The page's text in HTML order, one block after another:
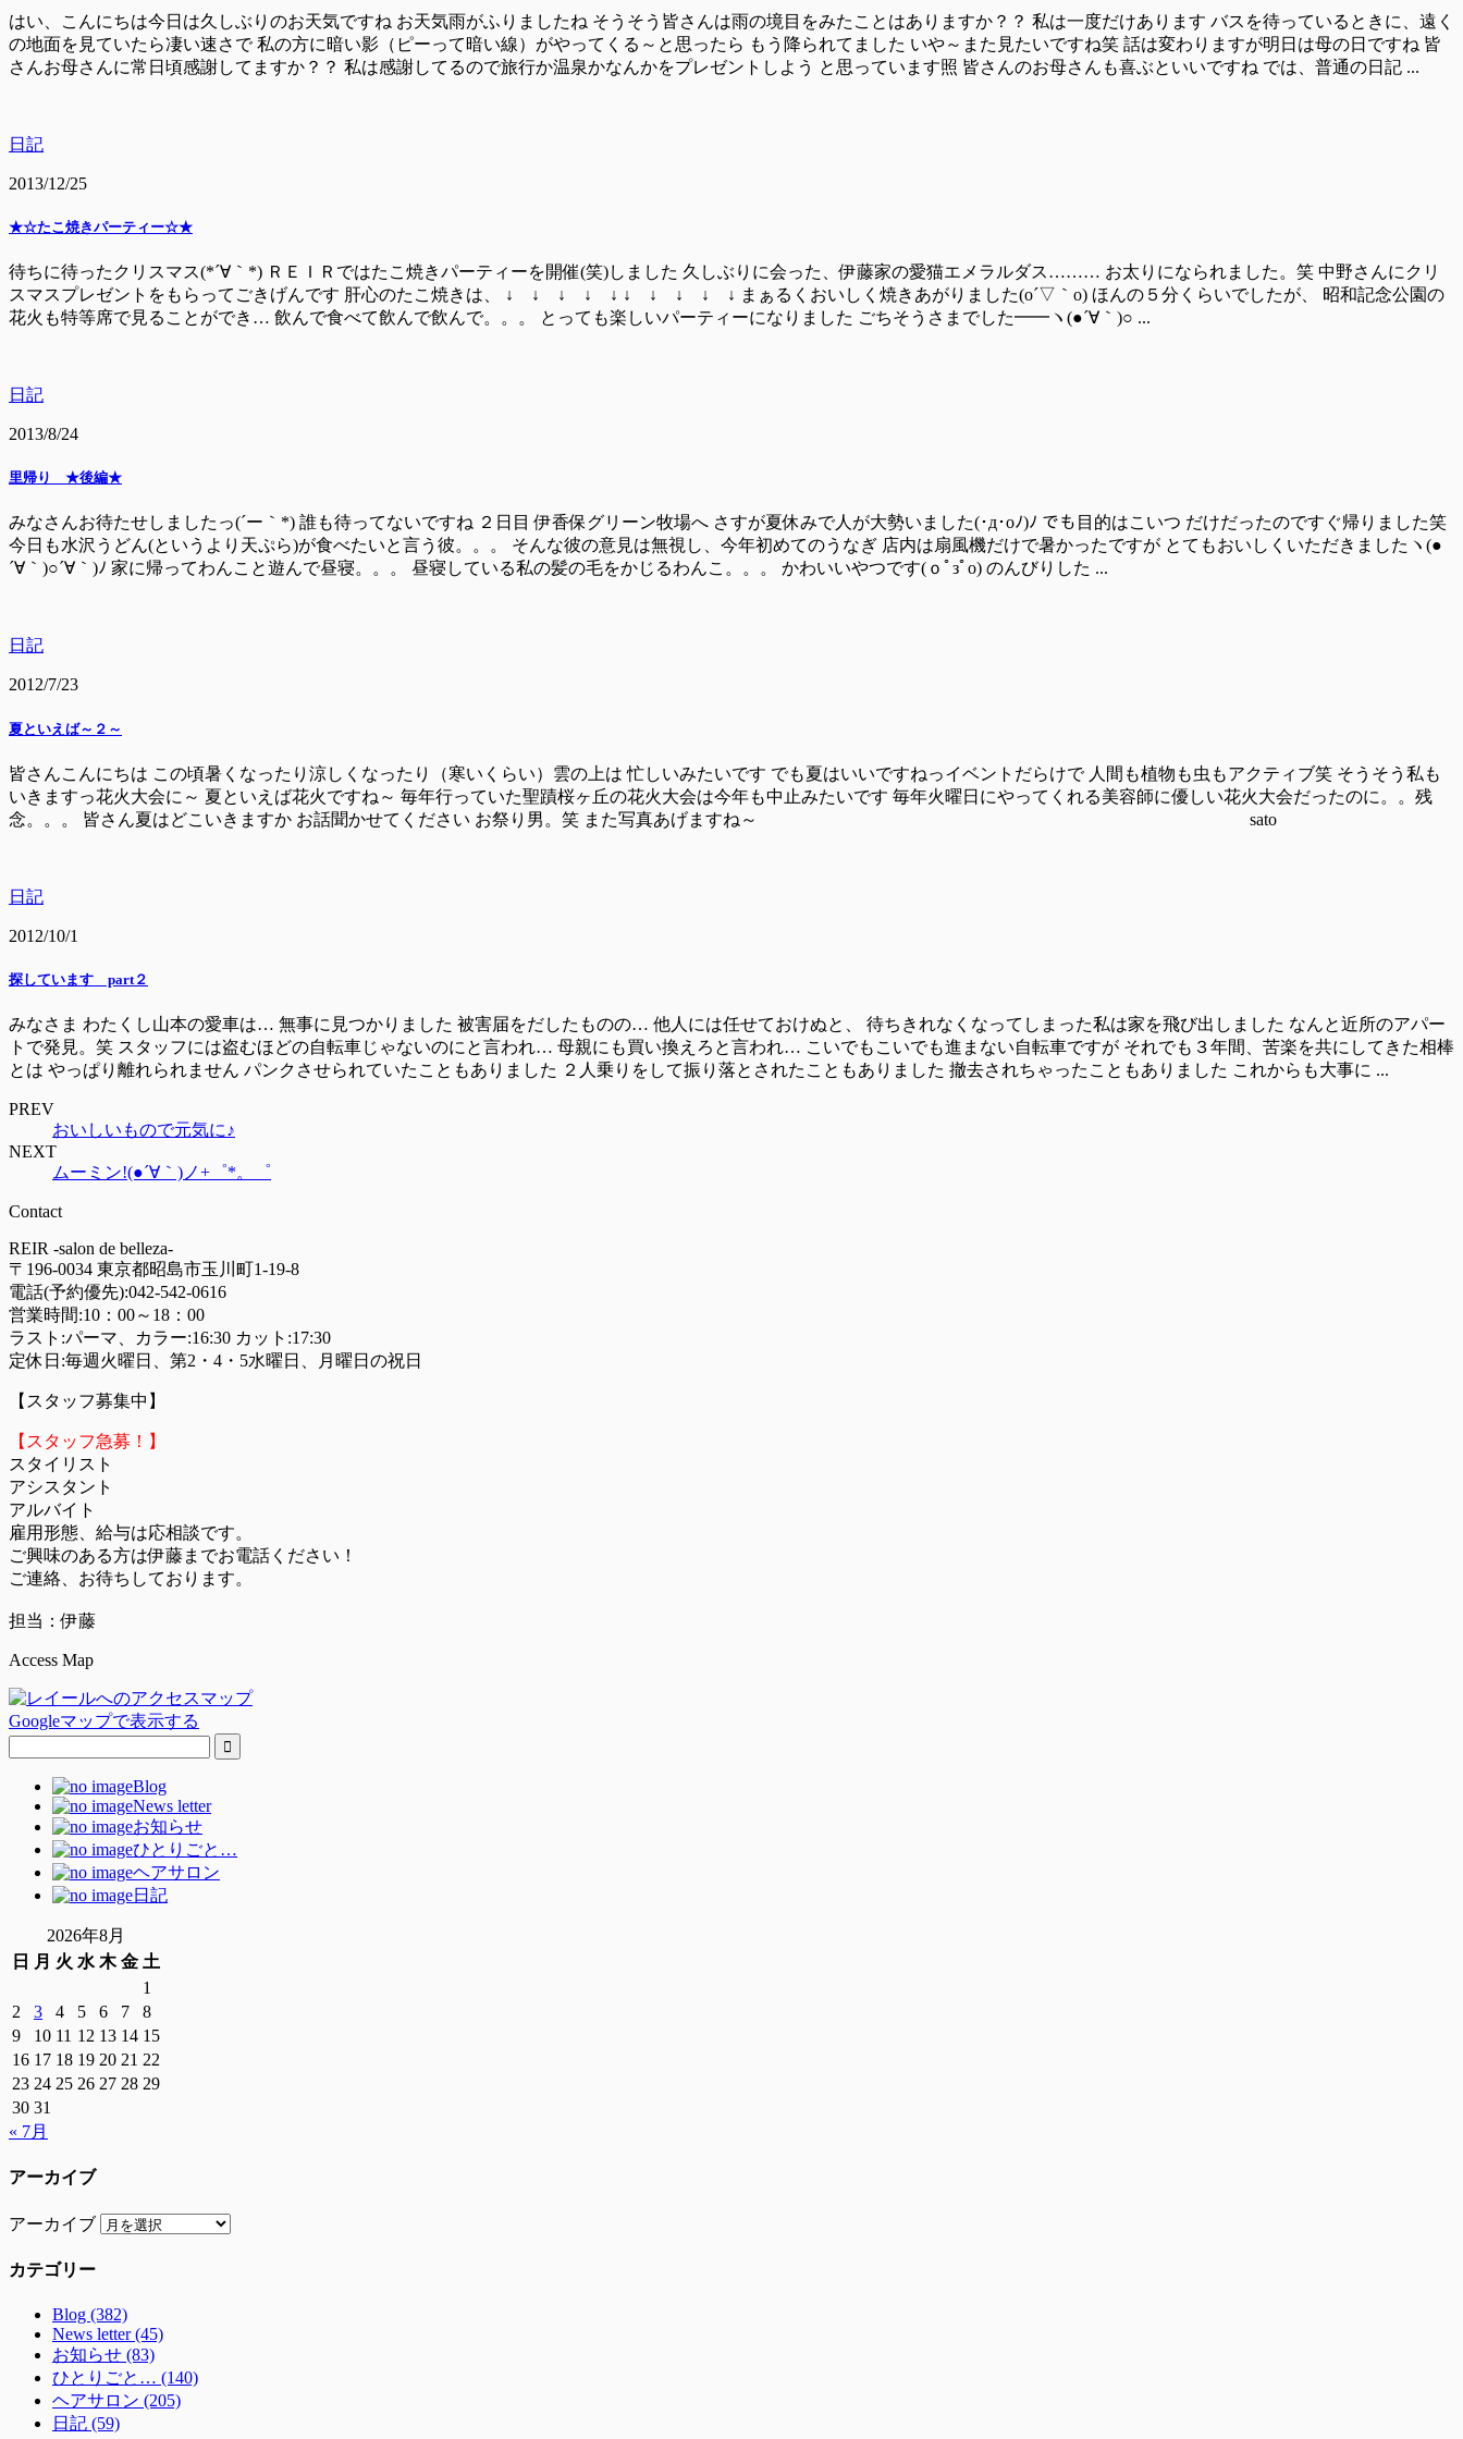
はい、こんにちは今日は久しぶりのお天気ですね お天気雨がふりましたね そうそう皆さんは雨の境目をみたことはありますか？？ 私は一度だけあります バスを待っているときに、遠く
の地面を見ていたら凄い速さで 私の方に暗い影（ピーって暗い線）がやってくる～と思ったら もう降られてました いや～また見たいですね笑 話は変わりますが明日は母の日ですね 皆
さんお母さんに常日頃感謝してますか？？ 私は感謝してるので旅行か温泉かなんかをプレゼントしよう と思っています照 皆さんのお母さんも喜ぶといいですね では、普通の日記 ...
日記
2013/12/25
★☆たこ焼きパーティー☆★
待ちに待ったクリスマス(*´∀｀*) ＲＥＩＲではたこ焼きパーティーを開催(笑)しました 久しぶりに会った、伊藤家の愛猫エメラルダス……… お太りになられました。笑 中野さんにクリ
スマスプレゼントをもらってごきげんです 肝心のたこ焼きは、 ↓ ↓ ↓ ↓ ↓ ↓ ↓ ↓ ↓ ↓ まぁるくおいしく焼きあがりました(o´▽｀o) ほんの５分くらいでしたが、 昭和記念公園の
花火も特等席で見ることができ… 飲んで食べて飲んで飲んで。。。 とっても楽しいパーティーになりました ごちそうさまでした━━ヽ(●´∀｀)○ ...
日記
2013/8/24
里帰り ★後編★
みなさんお待たせしましたっ(´ー｀*) 誰も待ってないですね ２日目 伊香保グリーン牧場へ さすが夏休みで人が大勢いました(･д･oﾉ)ﾉ でも目的はこいつ だけだったのですぐ帰りました笑
今日も水沢うどん(というより天ぷら)が食べたいと言う彼。。。 そんな彼の意見は無視し、今年初めてのうなぎ 店内は扇風機だけで暑かったですが とてもおいしくいただきましたヽ(●
´∀｀)○´∀｀)ﾉ 家に帰ってわんこと遊んで昼寝。。。 昼寝している私の髪の毛をかじるわんこ。。。 かわいいやつです(ｏﾟзﾟo) のんびりした ...
日記
2012/7/23
夏といえば～２～
皆さんこんにちは この頃暑くなったり涼しくなったり（寒いくらい）雲の上は 忙しいみたいです でも夏はいいですねっイベントだらけで 人間も植物も虫もアクティブ笑 そうそう私も
いきますっ花火大会に～ 夏といえば花火ですね～ 毎年行っていた聖蹟桜ヶ丘の花火大会は今年も中止みたいです 毎年火曜日にやってくれる美容師に優しい花火大会だったのに。。残
念。。。 皆さん夏はどこいきますか お話聞かせてください お祭り男。笑 また写真あげますね～ sato
日記
2012/10/1
探しています part２
みなさま わたくし山本の愛車は… 無事に見つかりました 被害届をだしたものの… 他人には任せておけぬと、 待ちきれなくなってしまった私は家を飛び出しました なんと近所のアパー
トで発見。笑 スタッフには盗むほどの自転車じゃないのにと言われ… 母親にも買い換えろと言われ… こいでもこいでも進まない自転車ですが それでも３年間、苦楽を共にしてきた相棒
とは やっぱり離れられません パンクさせられていたこともありました ２人乗りをして振り落とされたこともありました 撤去されちゃったこともありました これからも大事に ...
PREV
おいしいもので元気に♪
NEXT
ムーミン!(●´∀｀)ノ+゜*。゜
Contact
REIR -salon de belleza-
〒196-0034 東京都昭島市玉川町1-19-8
電話(予約優先):042-542-0616
営業時間:10：00～18：00
ラスト:パーマ、カラー:16:30 カット:17:30
定休日:毎週火曜日、第2・4・5水曜日、月曜日の祝日
【スタッフ募集中】
【スタッフ急募！】
スタイリスト
アシスタント
アルバイト
雇用形態、給与は応相談です。
ご興味のある方は伊藤までお電話ください！
ご連絡、お待ちしております。
担当：伊藤
Access Map
Googleマップで表示する
Blog
News letter
お知らせ
ひとりごと…
ヘアサロン
日記
2026年8月
日
月 火 水 木 金 土
1
2
3 4 5 6 7
8
9
10 11 12 13 14 15
16 17 18 19 20 21 22
23 24 25 26 27 28 29
30 31
« 7月
アーカイブ
アーカイブ
カテゴリー
Blog (382)
News letter (45)
お知らせ (83)
ひとりごと… (140)
ヘアサロン (205)
日記 (59)